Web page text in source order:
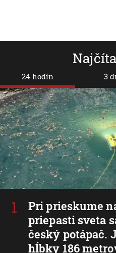
24 hodín
Pri prieskume
priepasti sveta
český potápač.
hĺbky 186
3